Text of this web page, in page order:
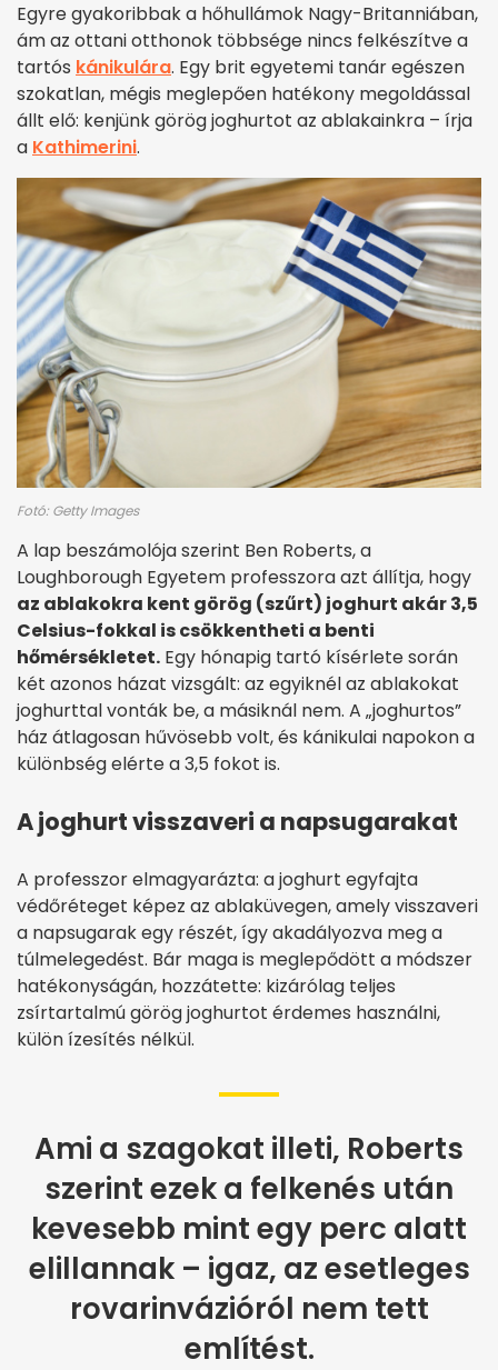
Egyre gyakoribbak a hőhullámok Nagy-Britanniában,
ám az ottani otthonok többsége nincs felkészítve a
tartós kánikulára. Egy brit egyetemi tanár egészen
szokatlan, mégis meglepően hatékony megoldással
állt elő: kenjünk görög joghurtot az ablakainkra – írja
a Kathimerini.
Fotó: Getty Images
A lap beszámolója szerint Ben Roberts, a
Loughborough Egyetem professzora azt állítja, hogy
az ablakokra kent görög (szűrt) joghurt akár 3,5
Celsius-fokkal is csökkentheti a benti
hőmérsékletet. Egy hónapig tartó kísérlete során
két azonos házat vizsgált: az egyiknél az ablakokat
joghurttal vonták be, a másiknál nem. A „joghurtos”
ház átlagosan hűvösebb volt, és kánikulai napokon a
különbség elérte a 3,5 fokot is.
A joghurt visszaveri a napsugarakat
A professzor elmagyarázta: a joghurt egyfajta
védőréteget képez az ablaküvegen, amely visszaveri
a napsugarak egy részét, így akadályozva meg a
túlmelegedést. Bár maga is meglepődött a módszer
hatékonyságán, hozzátette: kizárólag teljes
zsírtartalmú görög joghurtot érdemes használni,
külön ízesítés nélkül.
Ami a szagokat illeti, Roberts
szerint ezek a felkenés után
kevesebb mint egy perc alatt
elillannak – igaz, az esetleges
rovarinvázióról nem tett
említést.